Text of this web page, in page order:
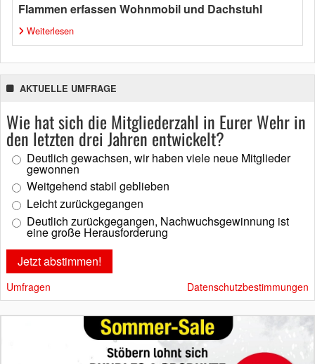
Flammen erfassen Wohnmobil und Dachstuhl
Weiterlesen
AKTUELLE UMFRAGE
Wie hat sich die Mitgliederzahl in Eurer Wehr in
den letzten drei Jahren entwickelt?
Deutlich gewachsen, wir haben viele neue Mitglieder
gewonnen
Weitgehend stabil geblieben
Leicht zurückgegangen
Deutlich zurückgegangen, Nachwuchsgewinnung ist
eine große Herausforderung
Umfragen Datenschutzbestimmungen